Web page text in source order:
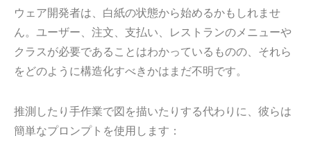
ウェア開発者は、白紙の状態から始めるかもしれませ
ん。ユーザー、注文、支払い、レストランのメニューや
クラスが必要であることはわかっているものの、それら
をどのように構造化すべきかはまだ不明です。
推測したり手作業で図を描いたりする代わりに、彼らは
簡単なプロンプトを使用します：